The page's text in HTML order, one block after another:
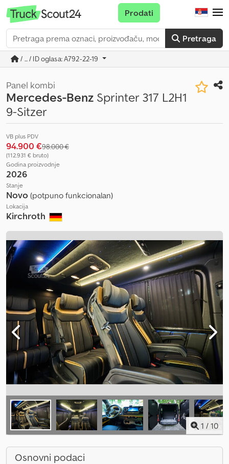
Pretraga
Prodati
/ ... / ID oglasa: A792-22-19
Panel kombi
Mercedes-Benz Sprinter 317 L2H1
9-Sitzer
VB plus PDV
94.900 €98.000 €
(112.931 € bruto)
Godina proizvodnje
2026
Stanje
Novo (potpuno funkcionalan)
Lokacija
Kirchroth
1 / 10
Osnovni podaci